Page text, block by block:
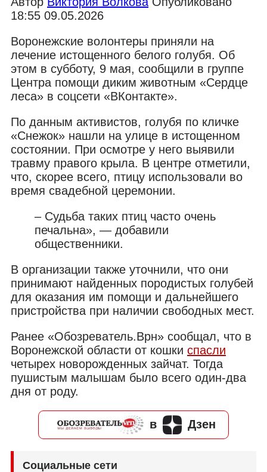
18:55 09.05.2026
Воронежские волонтеры приняли на
лечение истощенного белого голубя. Об
этом в субботу, 9 мая, сообщили в группе
Центра помощи диким животным «Сердце
леса» в соцсети «ВКонтакте».
По данным активистов, голубя по кличке
«Снежок» нашли на улице в истощенном
состоянии. При осмотре у него выявили
травму правого крыла. В центре отметили,
что, скорее всего, птицу использовали во
время свадебной церемонии.
– Судьба таких птиц часто очень
печальна», — добавили
общественники.
В организации также уточнили, что они
принимают найденных породистых голубей
для оказания им помощи и дальнейшего
пристройства при наличии свободных мест.
Ранее «Обозреватель.Врн» сообщал, что в
Воронежской области от кошки спасли
четырех новорожденных зайчат. Тогда
пушистым малышам было всего один-два
дня от роду.
в Дзен
Социальные сети